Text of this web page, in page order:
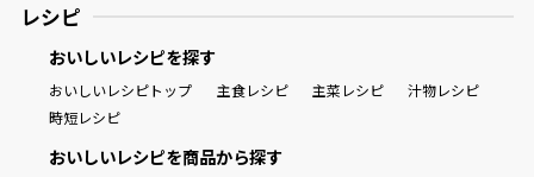
レシピ
おいしいレシピを探す
おいしいレシピトップ 主食レシピ 主菜レシピ
汁物レシピ
時短レシピ
おいしいレシピを商品から探す